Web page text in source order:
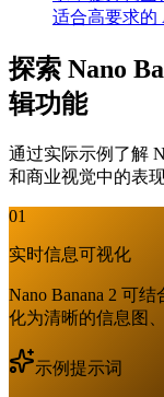
适合高要求的
探索 Nano
辑功能
通过实际示例了解
和商业视觉中的表现
01
实时信息可视化
Nano Banana 2 可
化为清晰的信息图
示例提示词